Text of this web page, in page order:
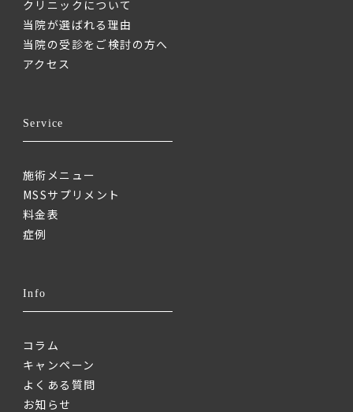
クリニックについて
当院が選ばれる理由
当院の受診をご検討の方へ
アクセス
Service
施術メニュー
MSSサプリメント
料金表
症例
Info
コラム
キャンペーン
よくある質問
お知らせ